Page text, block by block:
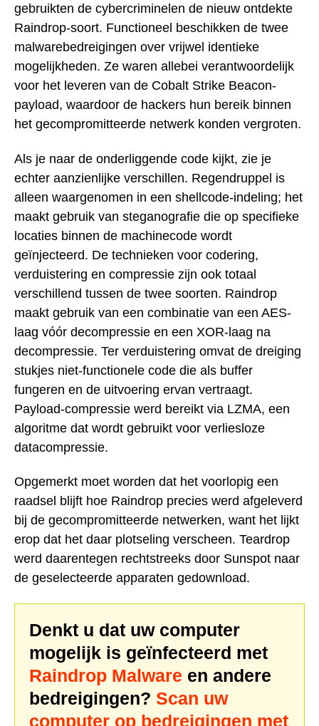
gebruikten de cybercriminelen de nieuw ontdekte
Raindrop-soort. Functioneel beschikken de twee
malwarebedreigingen over vrijwel identieke
mogelijkheden. Ze waren allebei verantwoordelijk
voor het leveren van de Cobalt Strike Beacon-
payload, waardoor de hackers hun bereik binnen
het gecompromitteerde netwerk konden vergroten.
Als je naar de onderliggende code kijkt, zie je
echter aanzienlijke verschillen. Regendruppel is
alleen waargenomen in een shellcode-indeling; het
maakt gebruik van steganografie die op specifieke
locaties binnen de machinecode wordt
geïnjecteerd. De technieken voor codering,
verduistering en compressie zijn ook totaal
verschillend tussen de twee soorten. Raindrop
maakt gebruik van een combinatie van een AES-
laag vóór decompressie en een XOR-laag na
decompressie. Ter verduistering omvat de dreiging
stukjes niet-functionele code die als buffer
fungeren en de uitvoering ervan vertraagt.
Payload-compressie werd bereikt via LZMA, een
algoritme dat wordt gebruikt voor verliesloze
datacompressie.
Opgemerkt moet worden dat het voorlopig een
raadsel blijft hoe Raindrop precies werd afgeleverd
bij de gecompromitteerde netwerken, want het lijkt
erop dat het daar plotseling verscheen. Teardrop
werd daarentegen rechtstreeks door Sunspot naar
de geselecteerde apparaten gedownload.
Denkt u dat uw computer
mogelijk is geïnfecteerd met
Raindrop Malware en andere
bedreigingen? Scan uw
computer op bedreigingen met